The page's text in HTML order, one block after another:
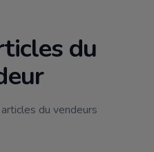
du
du vendeurs